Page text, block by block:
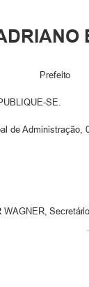
Prefeito
SE.
de Administração,
WAGNER,